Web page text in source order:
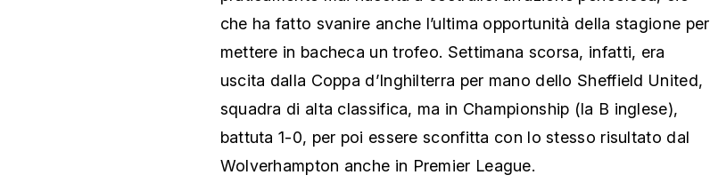
che ha fatto svanire anche l’ultima opportunità della stagione per
mettere in bacheca un trofeo. Settimana scorsa, infatti, era
uscita dalla Coppa d’Inghilterra per mano dello Sheffield United,
squadra di alta classifica, ma in Championship (la B inglese),
battuta 1-0, per poi essere sconfitta con lo stesso risultato dal
Wolverhampton anche in Premier League.